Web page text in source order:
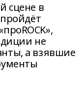
сцене в
не
а взявшие